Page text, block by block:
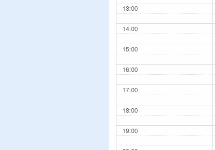
13:00
14:00
15:00
16:00
17:00
18:00
19:00